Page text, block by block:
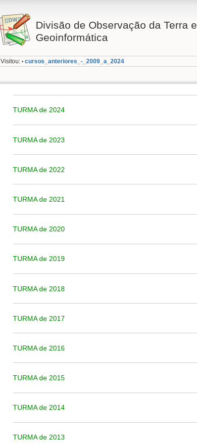
Divisão de Observação da Terra e
Geoinformática
Visitou: • cursos_anteriores_-_2009_a_2024
TURMA de 2024
TURMA de 2023
TURMA de 2022
TURMA de 2021
TURMA de 2020
TURMA de 2019
TURMA de 2018
TURMA de 2017
TURMA de 2016
TURMA de 2015
TURMA de 2014
TURMA de 2013